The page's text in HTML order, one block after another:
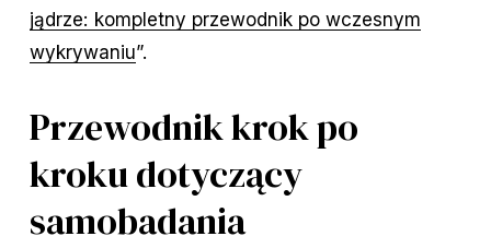
jądrze: kompletny przewodnik po wczesnym
wykrywaniu”.
Przewodnik krok po
kroku dotyczący
samobadania